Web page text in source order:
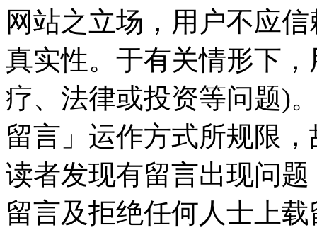
网站之立场，用户不应
真实性。于有关情形下
疗、法律或投资等问题)
留言」运作方式所规限
读者发现有留言出现问
留言及拒绝任何人士上